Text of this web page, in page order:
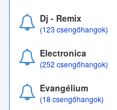
Dj - Remix
(123 csengőhangok)
Electronica
(252 csengőhangok)
Evangélium
(18 csengőhangok)